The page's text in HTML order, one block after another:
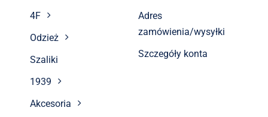
4F
Odzież
Szaliki
1939
Akcesoria
Adres
zamówienia/wysyłki
Szczegóły konta